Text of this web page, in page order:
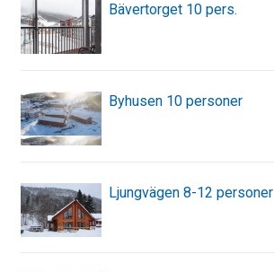
Bävertorget 10 pers.
Byhusen 10 personer
Ljungvägen 8-12 personer